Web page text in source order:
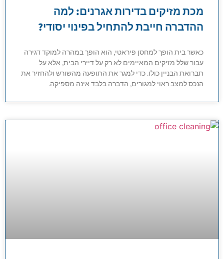
מכת מזיקים בדירות אגרנים: למה
ההדברה חייבת להתחיל בפינוי יסודי?
כאשר בית הופך למחסן פיראטי, הוא הופך במהרה למוקד דגירה
עבור שלל מזיקים המאיימים לא רק על דיירי הבית, אלא על
תברואת הבניין כולו. כדי למגר את התופעה מהשורש ולהחזיר את
הנכס למצב ראוי למגורים, הדברה בלבד אינה מספיקה.